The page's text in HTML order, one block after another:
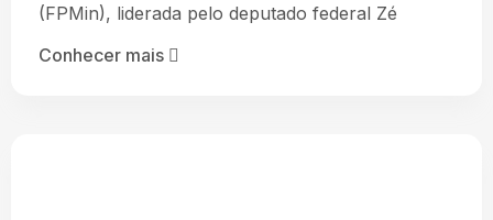
(FPMin), liderada pelo deputado federal Zé
Conhecer mais